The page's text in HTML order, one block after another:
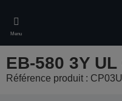
main
content
Menu
EB-580 3Y
Référence produit :